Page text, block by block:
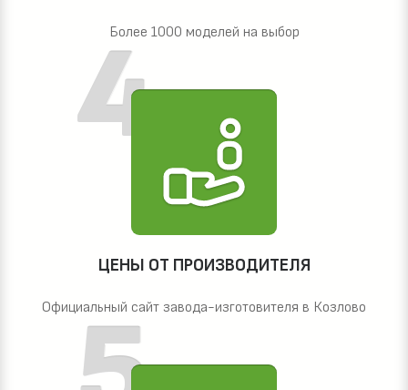
Более 1000 моделей на выбор
ЦЕНЫ ОТ ПРОИЗВОДИТЕЛЯ
Официальный сайт завода-изготовителя в Козлово